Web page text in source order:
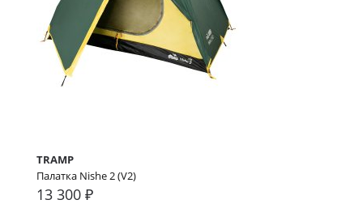
TRAMP
Палатка Nishe 2 (V2)
13 300 ₽